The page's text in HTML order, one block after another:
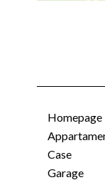
Homepage
Case
Garage